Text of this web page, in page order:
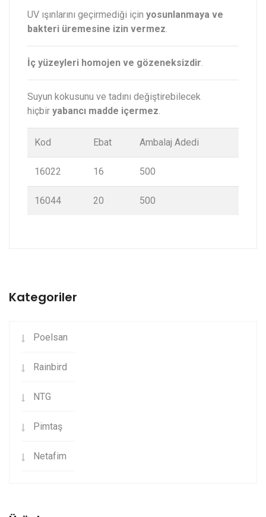
UV ışınlarını geçirmediği için yosunlanmaya ve
bakteri üremesine izin vermez.
İç yüzeyleri homojen ve gözeneksizdir.
Suyun kokusunu ve tadını değiştirebilecek
hiçbir yabancı madde içermez.
Kod Ebat Ambalaj Adedi
16022 16 500
16044 20 500
Kategoriler
Poelsan
Rainbird
NTG
Pimtaş
Netafim